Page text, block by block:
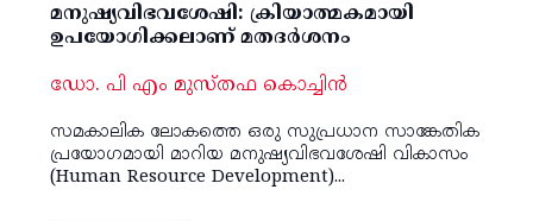
മനുഷ്യവിഭവശേഷി: ക്രിയാത്മകമായി
ഉപയോഗിക്കലാണ് മതദര്‍ശനം
ഡോ. പി എം മുസ്തഫ കൊച്ചിന്‍
സമകാലിക ലോകത്തെ ഒരു സുപ്രധാന സാങ്കേതിക
പ്രയോഗമായി മാറിയ മനുഷ്യവിഭവശേഷി വികാസം
(Human Resource Development)...